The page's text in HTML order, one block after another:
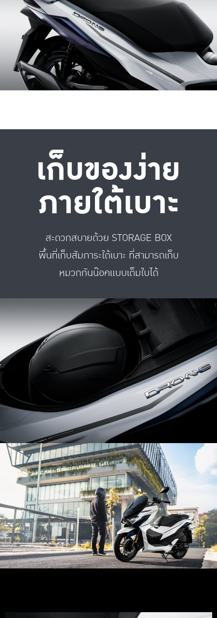
เก็บของง่าย
ภายใต้เบาะ
สะดวกสบายด้วย STORAGE BOX
พื้นที่เก็บสัมภาระใต้เบาะ ที่สามารถเก็บ
หมวกกันน๊อคแบบเต็มใบได้